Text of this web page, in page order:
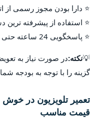
⭐ دارا بودن مجوز رسمی از
⭐ استفاده از پیشرفته ترین
⭐ پاسخگویی 24 ساعته حتی در روزهای تعطیل
💡نکته:در صورت نیاز به
گزینه را با توجه به بودجه
تعمیر تلویزیون در
قیمت مناسب